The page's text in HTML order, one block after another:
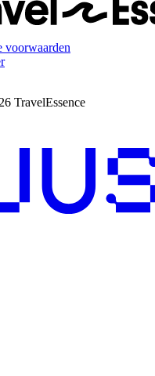
voorwaarden
TravelEssence